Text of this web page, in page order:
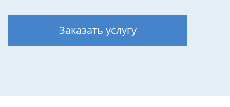
Заказать услугу